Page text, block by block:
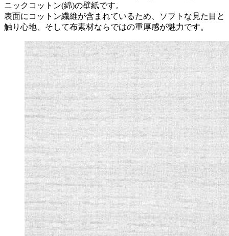
ニックコットン(綿)の壁紙です。
表面にコットン繊維が含まれているため、ソフトな見た目と
触り心地、そして布素材ならではの重厚感が魅力です。